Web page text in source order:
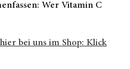
Wer Vitamin C
bei uns im Shop: Klick